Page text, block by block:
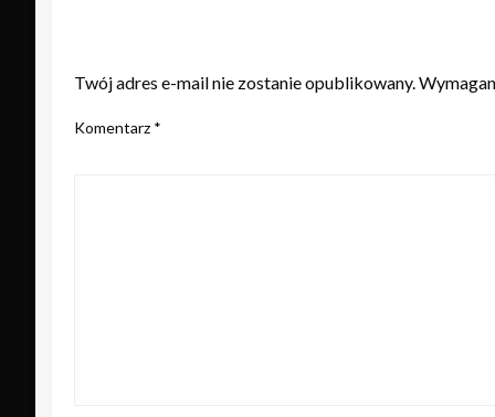
Twój adres e-mail nie zostanie opublikowany.
Komentarz *